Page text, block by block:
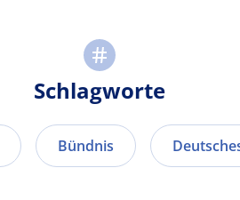
Schlagworte
Bündnis